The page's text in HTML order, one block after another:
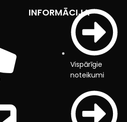
INFORMĀCIJA
Vispārīgie
noteikumi